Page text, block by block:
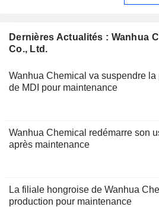
Dernières Actualités : Wanhua
Co., Ltd.
Wanhua Chemical va suspendre
de MDI pour maintenance
Wanhua Chemical redémarre son
après maintenance
La filiale hongroise de Wanhua
production pour maintenance